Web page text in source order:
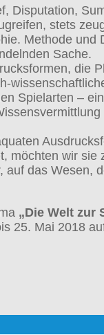
Disputation,
stets
Methode
Sache.
die
Spielarten –
möchten wir
auf das Wesen,
„Die Welt zur
25. Mai 2018